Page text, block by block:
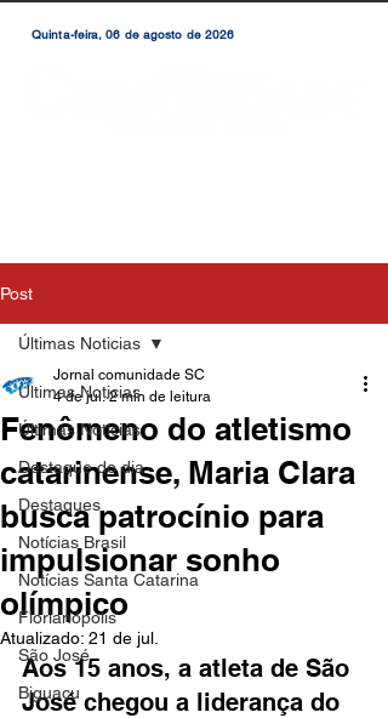
Quinta-feira, 06 de agosto de 2026
Post
Últimas Noticias
Últimas Notícias
Destaque do dia
Destaques
Notícias Brasil
Notícias Santa Catarina
Florianópolis
São José
Biguaçu
Últimas Noticias
Fenômeno do atletismo
catarinense, Maria Clara
busca patrocínio para
impulsionar sonho
olímpico
Jornal comunidade SC
4 de jul. 2 min de leitura
Atualizado: 21 de jul.
Aos 15 anos, a atleta de São
José chegou a liderança do